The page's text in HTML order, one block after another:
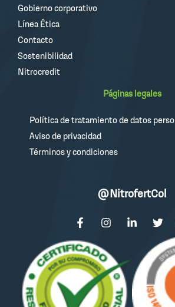
Gobierno corporativo
Línea Ética
Contacto
Sostenibilidad
Nitrocredit
Páginas legales
Política de tratamiento de datos
Aviso de privacidad
Términos y condiciones
@NitrofertCol